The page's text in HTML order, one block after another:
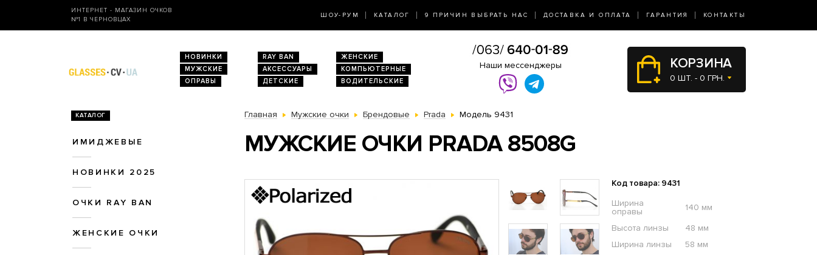
ИНТЕРНЕТ - МАГАЗИН ОЧКОВ
№1 В ЧЕРНОВЦАХ
ШОУ-РУМ КАТАЛОГ 9 ПРИЧИН ВЫБРАТЬ НАС ДОСТАВКА И ОПЛАТА ГАРАНТИЯ КОНТАКТЫ
НОВИНКИ RAY BAN
ЖЕНСКИЕ
МУЖСКИЕ
АКСЕССУАРЫ
КОМПЬЮТЕРНЫЕ
ОПРАВЫ
ДЕТСКИЕ ВОДИТЕЛЬСКИЕ
Наши мессенджеры КОРЗИНА
0 ШТ. - 0 ГРН.
КАТАЛОГ
ИМИДЖЕВЫЕ
НОВИНКИ 2025
ОЧКИ RAY BAN
ЖЕНСКИЕ ОЧКИ
Главная Мужские очки Брендовые Prada Модель 9431
МУЖСКИЕ ОЧКИ PRADA 8508G
Код товара: 9431
Ширина
оправы
140 мм
Высота линзы
48 мм
Ширина линзы
58 мм